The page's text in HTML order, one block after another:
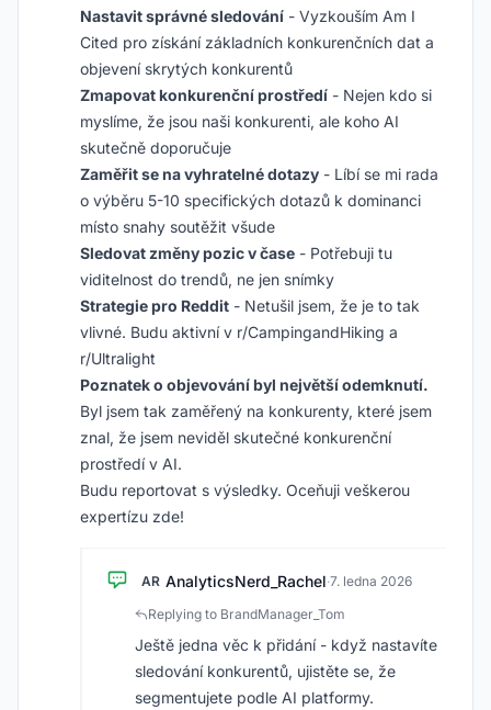
Nastavit správné sledování - Vyzkouším Am I
Cited pro získání základních konkurenčních dat a
objevení skrytých konkurentů
Zmapovat konkurenční prostředí - Nejen kdo si
myslíme, že jsou naši konkurenti, ale koho AI
skutečně doporučuje
Zaměřit se na vyhratelné dotazy - Líbí se mi rada
o výběru 5-10 specifických dotazů k dominanci
místo snahy soutěžit všude
Sledovat změny pozic v čase - Potřebuji tu
viditelnost do trendů, ne jen snímky
Strategie pro Reddit - Netušil jsem, že je to tak
vlivné. Budu aktivní v r/CampingandHiking a
r/Ultralight
Poznatek o objevování byl největší odemknutí.
Byl jsem tak zaměřený na konkurenty, které jsem
znal, že jsem neviděl skutečné konkurenční
prostředí v AI.
Budu reportovat s výsledky. Oceňuji veškerou
expertízu zde!
AR AnalyticsNerd_Rachel·7. ledna 2026
Replying to BrandManager_Tom
Ještě jedna věc k přidání - když nastavíte
sledování konkurentů, ujistěte se, že
segmentujete podle AI platformy.